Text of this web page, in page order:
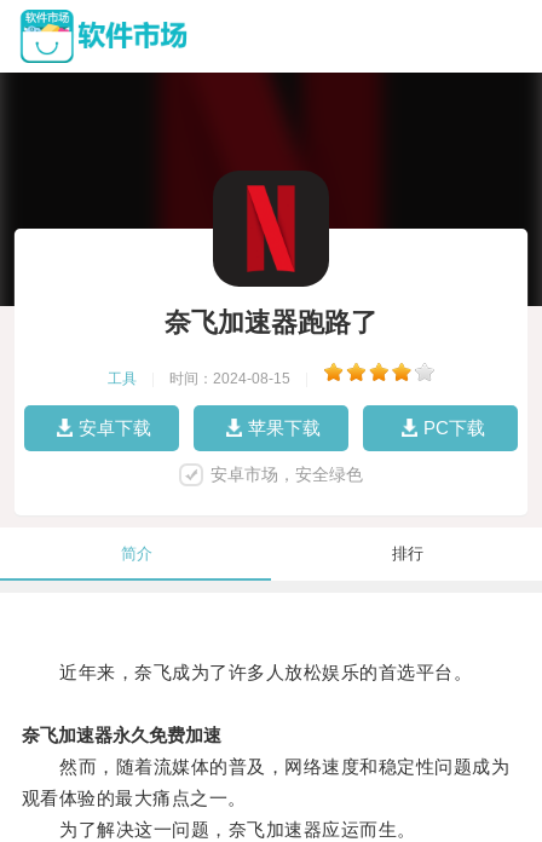
奈飞加速器跑路了
工具 时间：2024-08-15
安卓下载 苹果下载 PC下载
安卓市场，安全绿色
简介 排行
近年来，奈飞成为了许多人放松娱乐的首选平台。
奈飞加速器永久免费加速
然而，随着流媒体的普及，网络速度和稳定性问题成为
观看体验的最大痛点之一。
为了解决这一问题，奈飞加速器应运而生。